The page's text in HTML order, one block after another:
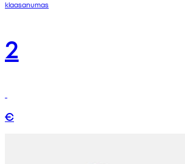
klaasanumas
2
€